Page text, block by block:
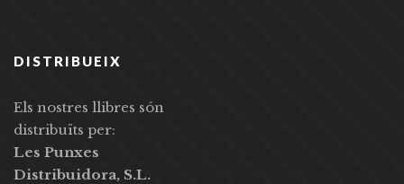
DISTRIBUEIX
Els nostres llibres són
distribuïts per:
Les Punxes
Distribuidora, S.L.